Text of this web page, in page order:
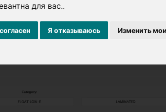
для вас..
Я отказываюсь Изменить